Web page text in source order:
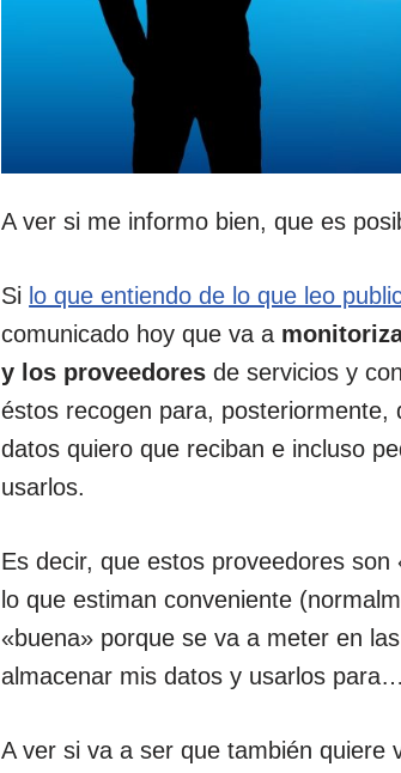
A ver si me informo bien, que es
Si lo que entiendo de lo que leo
comunicado hoy que va a
y los proveedores de servicios y
éstos recogen para,
datos quiero que reciban e incluso
usarlos.
Es decir, que estos proveedores
lo que estiman conveniente
«buena» porque se va a meter en
almacenar mis datos y usarlos
A ver si va a ser que también quiere